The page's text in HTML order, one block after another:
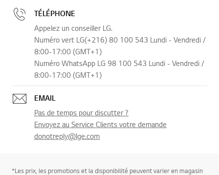
TÉLÉPHONE
Appelez un conseiller LG.
Numéro vert LG(+216) 80 100 543 Lundi - Vendredi /
8:00-17:00 (GMT+1)
Numéro WhatsApp LG 98 100 543 Lundi - Vendredi /
8:00-17:00 (GMT+1)
EMAIL
Pas de temps pour discutter ?
Envoyez au Service Clients votre demande
donotreply@lge.com
*Les prix, les promotions et la disponibilité peuvent varier en magasin